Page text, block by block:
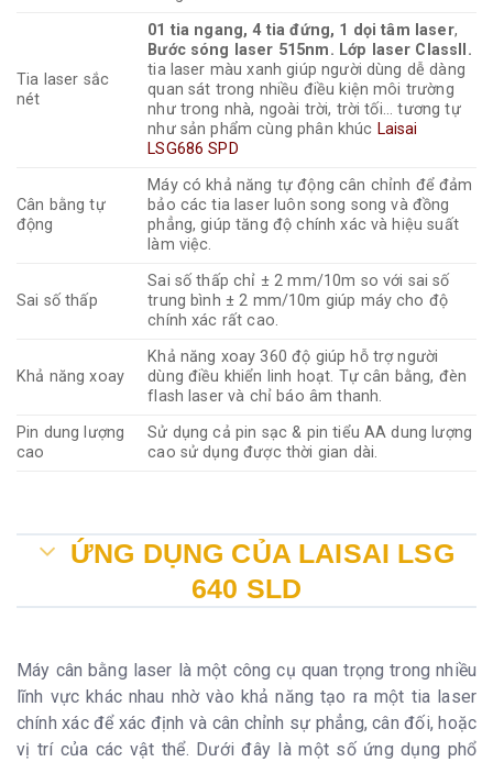
Tia laser sắc
nét
01 tia ngang, 4 tia đứng, 1 dọi tâm laser,
Bước sóng laser 515nm. Lớp laser ClassII.
tia laser màu xanh giúp người dùng dễ dàng
quan sát trong nhiều điều kiện môi trường
như trong nhà, ngoài trời, trời tối... tương tự
như sản phẩm cùng phân khúc Laisai
LSG686 SPD
Cân bằng tự
động
Máy có khả năng tự động cân chỉnh để đảm
bảo các tia laser luôn song song và đồng
phẳng, giúp tăng độ chính xác và hiệu suất
làm việc.
Sai số thấp
Sai số thấp chỉ ± 2 mm/10m so với sai số
trung bình ± 2 mm/10m giúp máy cho độ
chính xác rất cao.
Khả năng xoay
Khả năng xoay 360 độ giúp hỗ trợ người
dùng điều khiển linh hoạt. Tự cân bằng, đèn
flash laser và chỉ báo âm thanh.
Pin dung lượng
cao
Sử dụng cả pin sạc & pin tiểu AA dung lượng
cao sử dụng được thời gian dài.
ỨNG DỤNG CỦA LAISAI LSG
640 SLD
Máy cân bằng laser là một công cụ quan trọng trong nhiều
lĩnh vực khác nhau nhờ vào khả năng tạo ra một tia laser
chính xác để xác định và cân chỉnh sự phẳng, cân đối, hoặc
vị trí của các vật thể. Dưới đây là một số ứng dụng phổ